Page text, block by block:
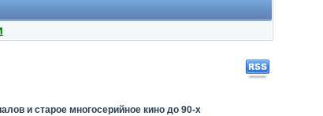
и старое многосерийное кино до 90-х